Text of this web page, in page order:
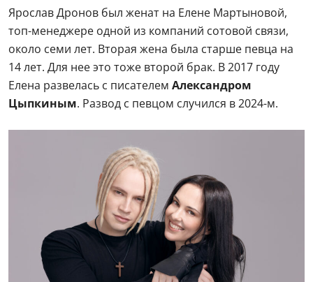
Ярослав Дронов был женат на Елене Мартыновой,
топ-менеджере одной из компаний сотовой связи,
около семи лет. Вторая жена была старше певца на
14 лет. Для нее это тоже второй брак. В 2017 году
Елена развелась с писателем Александром
Цыпкиным. Развод с певцом случился в 2024-м.